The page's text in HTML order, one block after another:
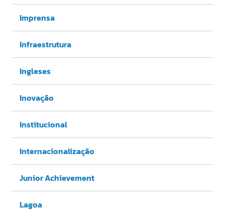
Imprensa
Infraestrutura
Ingleses
Inovação
Institucional
Internacionalização
Junior Achievement
Lagoa